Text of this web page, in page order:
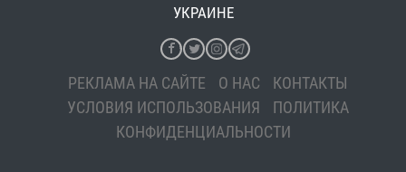
УКРАИНЕ
РЕКЛАМА НА САЙТЕ О НАС
КОНТАКТЫ
УСЛОВИЯ ИСПОЛЬЗОВАНИЯ
ПОЛИТИКА
КОНФИДЕНЦИАЛЬНОСТИ